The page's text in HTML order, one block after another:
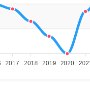
2017 2018 2019 2020